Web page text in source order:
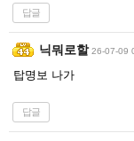
답글
닉뭐로할 26-07-09
탑명보 나가
답글